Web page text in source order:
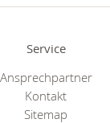
Service
Ansprechpartner
Kontakt
Sitemap